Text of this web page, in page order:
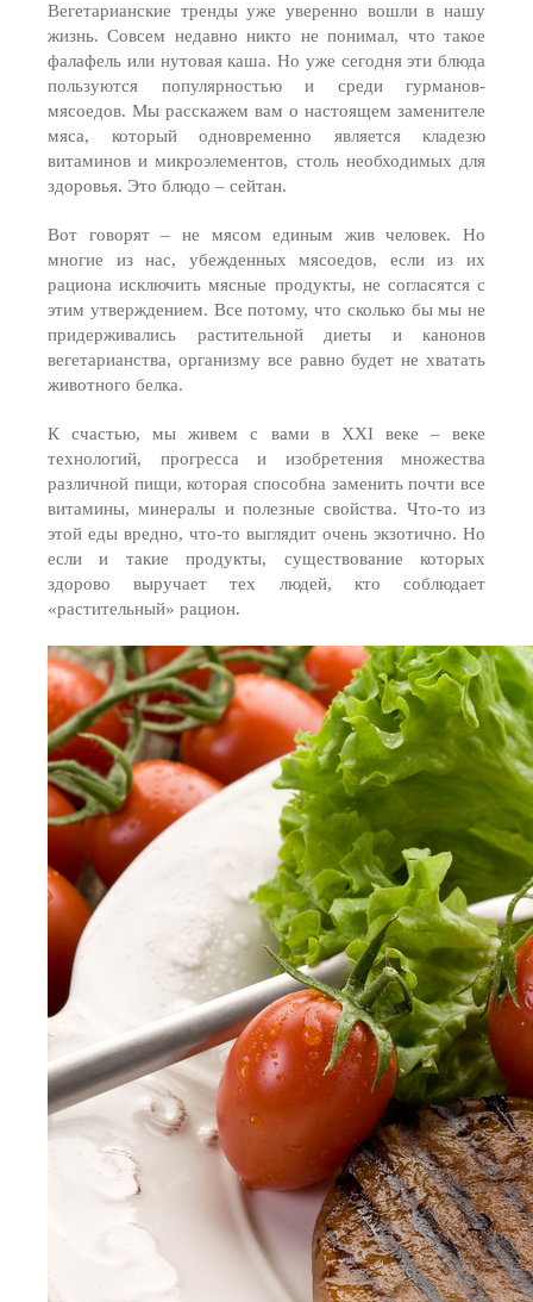
Вегетарианские тренды уже уверенно вошли в нашу
жизнь. Совсем недавно никто не понимал, что такое
фалафель или нутовая каша. Но уже сегодня эти блюда
пользуются популярностью и среди гурманов-
мясоедов. Мы расскажем вам о настоящем заменителе
мяса, который одновременно является кладезю
витаминов и микроэлементов, столь необходимых для
здоровья. Это блюдо – сейтан.
Вот говорят – не мясом единым жив человек. Но
многие из нас, убежденных мясоедов, если из их
рациона исключить мясные продукты, не согласятся с
этим утверждением. Все потому, что сколько бы мы не
придерживались растительной диеты и канонов
вегетарианства, организму все равно будет не хватать
животного белка.
К счастью, мы живем с вами в XXI веке – веке
технологий, прогресса и изобретения множества
различной пищи, которая способна заменить почти все
витамины, минералы и полезные свойства. Что-то из
этой еды вредно, что-то выглядит очень экзотично. Но
если и такие продукты, существование которых
здорово выручает тех людей, кто соблюдает
«растительный» рацион.